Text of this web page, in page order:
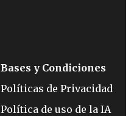
Bases y Condiciones
Políticas de Privacidad
Política de uso de la IA